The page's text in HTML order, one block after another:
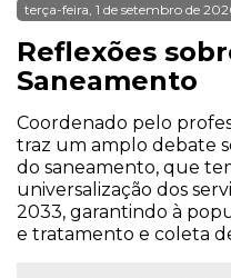
terça-feira, 1 de setembro de
Reflexões
Saneamento
Coordenado pelo
traz um amplo debate
do saneamento, que
universalização dos
2033, garantindo à
e tratamento e coleta